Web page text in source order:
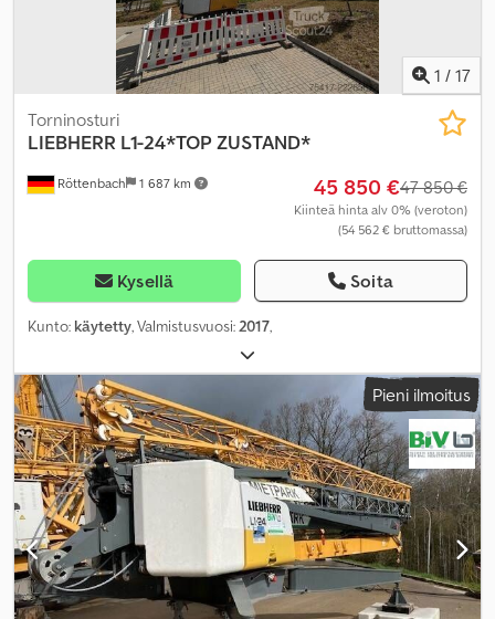
1 / 17
Röttenbach 1 687 km
Torninosturi
LIEBHERR L1-24*TOP ZUSTAND*
45 850 €47 850 €
Kiinteä hinta alv 0% (veroton)
(54 562 € bruttomassa)
Kysellä Soita
Kunto: käytetty, Valmistusvuosi:2017,
Pieni ilmoitus